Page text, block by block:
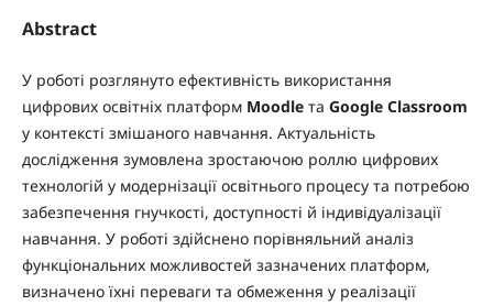
Abstract
У роботі розглянуто ефективність використання
цифрових освітніх платформ Moodleта Google Classroom
у контексті змішаного навчання. Актуальність
дослідження зумовлена зростаючою роллю цифрових
технологій у модернізації освітнього процесу та потребою
забезпечення гнучкості, доступності й індивідуалізації
навчання. У роботі здійснено порівняльний аналіз
функціональних можливостей зазначених платформ,
визначено їхні переваги та обмеження у реалізації